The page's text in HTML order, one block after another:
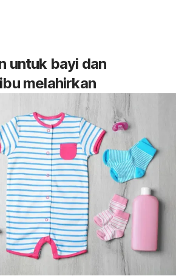
untuk bayi dan
melahirkan